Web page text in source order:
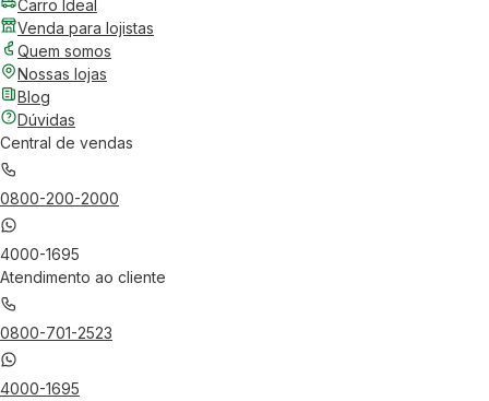
Carro Ideal
Venda para lojistas
Quem somos
Nossas lojas
Blog
Dúvidas
Central de vendas
0800-200-2000
4000-1695
Atendimento ao cliente
0800-701-2523
4000-1695